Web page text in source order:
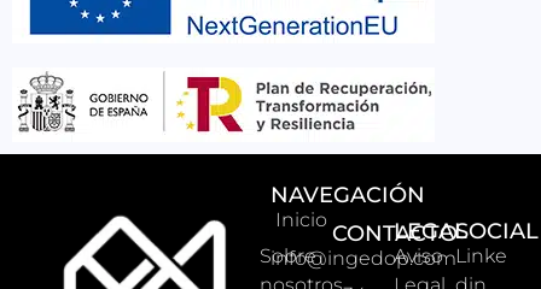
NAVEGACIÓN
Inicio
Sobre
nosotros
CONTACTO
info@ingedop.com
LEGAL
Aviso
Legal
SOCIAL
Linke
din